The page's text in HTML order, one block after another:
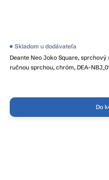
Deante Neo Joko Square,
ručnou sprchou, chróm, DEA-
Skladom u dodávateľa
Do